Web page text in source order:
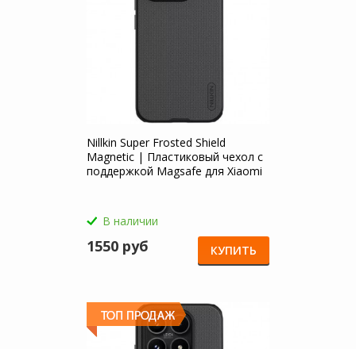
Nillkin Super Frosted Shield
Magnetic | Пластиковый чехол с
поддержкой Magsafe для Xiaomi
В наличии
1550 руб КУПИТЬ